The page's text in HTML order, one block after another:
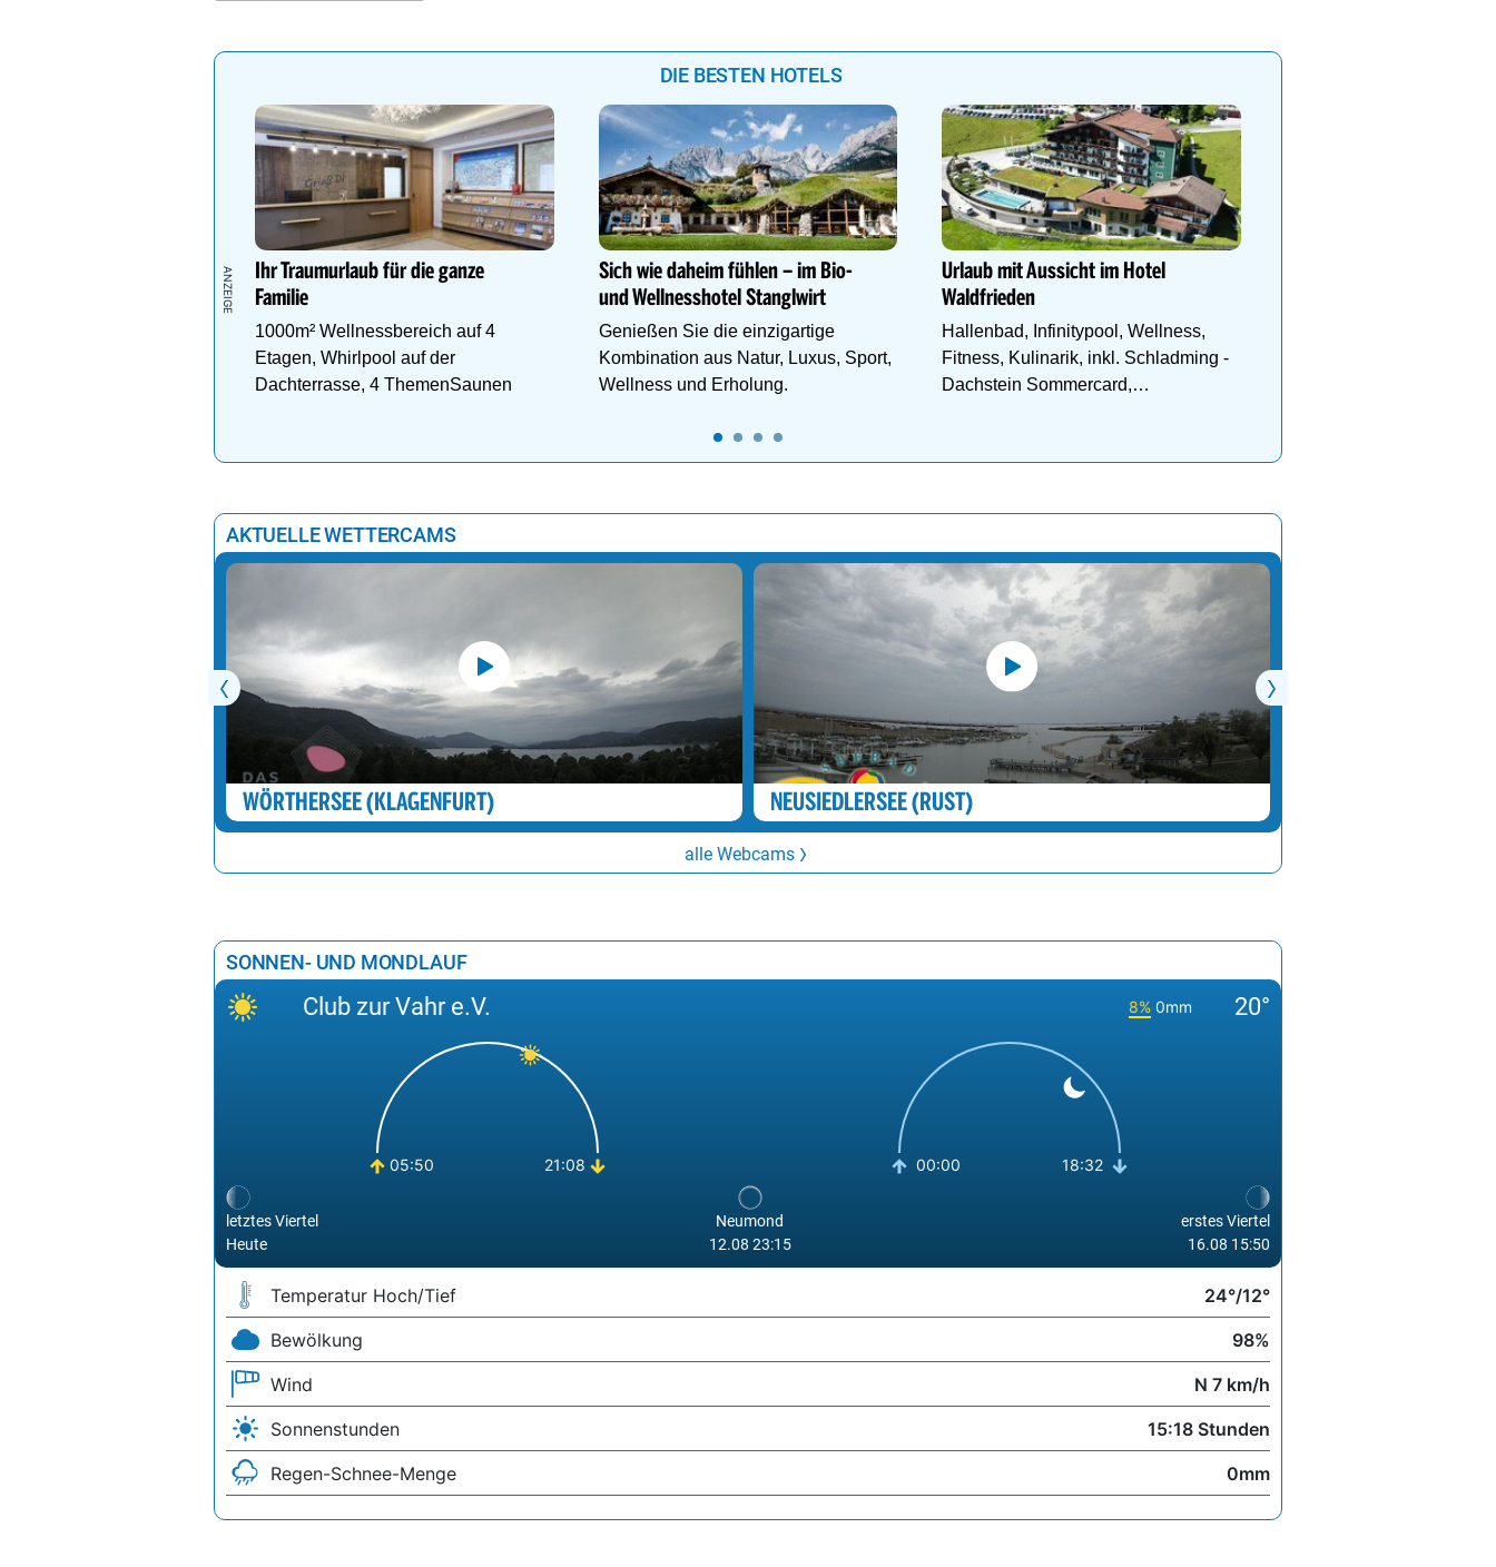
DIE BESTEN HOTELS
Ihr Traumurlaub für die ganze
Familie
1000m² Wellnessbereich auf 4
Etagen, Whirlpool auf der
Dachterrasse, 4 ThemenSaunen
Sich wie daheim fühlen – im Bio-
und Wellnesshotel Stanglwirt
Genießen Sie die einzigartige
Kombination aus Natur, Luxus, Sport,
Wellness und Erholung.
Urlaub mit Aussicht im Hotel
Waldfrieden
Hallenbad, Infinitypool, Wellness,
Fitness, Kulinarik, inkl. Schladming -
Dachstein Sommercard,
AKTUELLE WETTERCAMS
WÖRTHERSEE (KLAGENFURT) NEUSIEDLERSEE (RUST)
alle Webcams
SONNEN- UND MONDLAUF
Club zur Vahr e.V. 8% 0mm 20°
05:50 21:08 00:00 18:32
letztes Viertel
Heute
Neumond
12.08 23:15
erstes Viertel
16.08 15:50
Temperatur Hoch/Tief
24°/12°
Bewölkung
98%
Wind
N 7 km/h
Sonnenstunden
15:18 Stunden
Regen-Schnee-Menge
0mm